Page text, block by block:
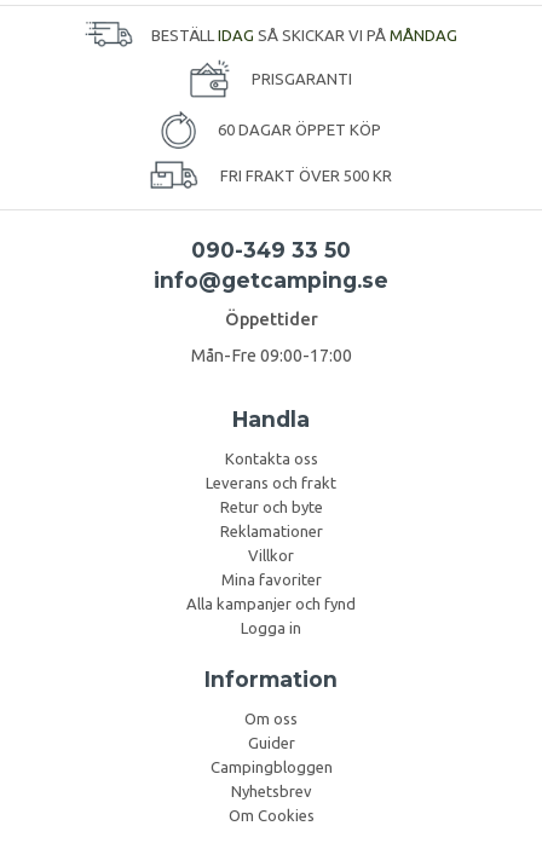
BESTÄLL IDAG SÅ SKICKAR VI PÅ MÅNDAG
PRISGARANTI
60 DAGAR ÖPPET KÖP
FRI FRAKT ÖVER 500 KR
090-349 33 50
info@getcamping.se
Öppettider
Mån-Fre 09:00-17:00
Handla
Kontakta oss
Leverans och frakt
Retur och byte
Reklamationer
Villkor
Mina favoriter
Alla kampanjer och fynd
Logga in
Information
Om oss
Guider
Campingbloggen
Nyhetsbrev
Om Cookies